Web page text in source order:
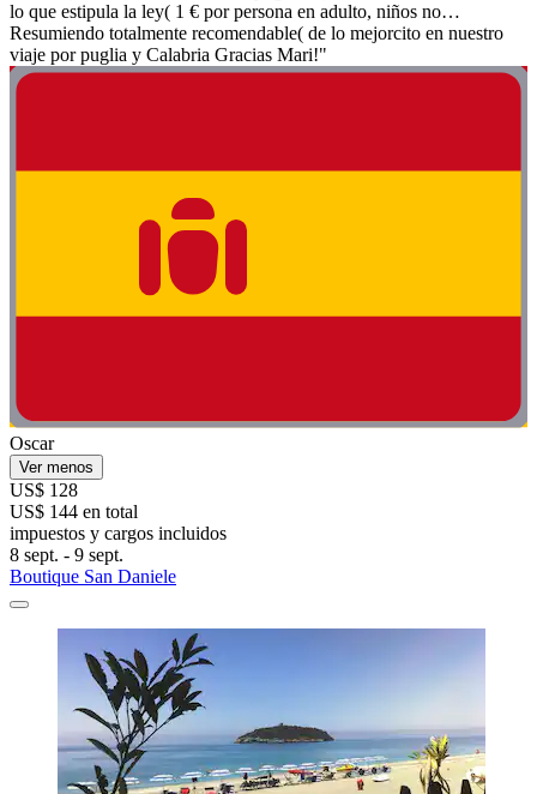
lo que estipula la ley( 1 € por persona en adulto, niños no…
Resumiendo totalmente recomendable( de lo mejorcito en nuestro
viaje por puglia y Calabria Gracias Mari!"
Oscar
Ver menos
US$ 128
US$ 144 en total
impuestos y cargos incluidos
8 sept. - 9 sept.
Boutique San Daniele